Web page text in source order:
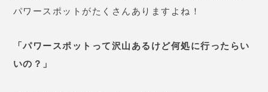
パワースポットがたくさんありますよね！
「パワースポットって沢山あるけど何処に行ったらい
いの？」